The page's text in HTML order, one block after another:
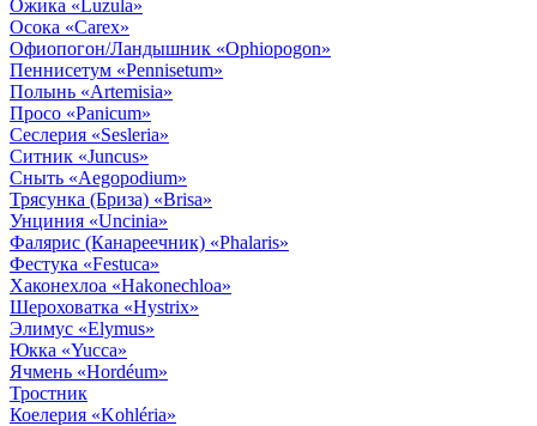
Ожика «Luzula»
Осока «Carex»
Офиопогон/Ландышник «Ophiopogon»
Пеннисетум «Pennisetum»
Полынь «Artemisia»
Просо «Panicum»
Сеслерия «Sesleria»
Ситник «Juncus»
Сныть «Aegopodium»
Трясунка (Бриза) «Brisa»
Унциния «Uncinia»
Фалярис (Канареечник) «Phalaris»
Фестука «Festuca»
Хаконехлоа «Hakonechloa»
Шероховатка «Hystrix»
Элимус «Elymus»
Юкка «Yucca»
Ячмень «Hordéum»
Тростник
Коелерия «Kohléria»